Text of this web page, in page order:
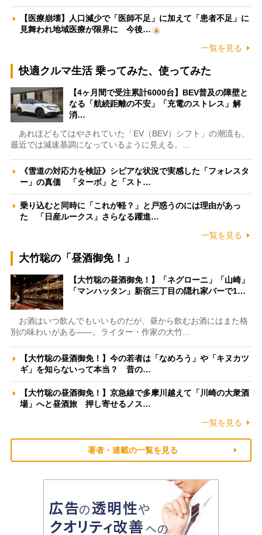
【医療崩壊】人口減少で「医師不足」に加えて「患者不足」に
見舞われ地域医療が限界に 今後…
一覧を見る
快適クルマ生活 乗ってみた、使ってみた
【4ヶ月間で受注累計6000台】BEV普及の障壁と
なる「航続距離の不安」「充電のストレス」解
消…
あれほどもてはやされていた「EV（BEV）シフト」の潮流も、
最近では減速基調になっているように見える。…
《雪道の対応力を検証》シビアな状況で実感した「フォレスタ
ー」の真価 「ターボ」と「スト…
乗り込むと同時に「これが軽？」と戸惑うのには理由があっ
た 「日産ルークス」さらなる躍進…
一覧を見る
大竹聡の「昼酒御免！」
【大竹聡の昼酒御免！】「ネグローニ」「山崎」
「マンハッタン」新宿三丁目の隠れ家バーで1…
お酒はいつ飲んでもいいものだが、昼から飲むお酒にはまた格
別の味わいがある――。ライター・作家の大竹…
【大竹聡の昼酒御免！】今の若者は「なめろう」や「キヌカツ
ギ」を知らないって本当？ 昔の…
【大竹聡の昼酒御免！】京急線で多摩川越えて「川崎の大衆酒
場」へと昼酒旅 押し寄せるノス…
一覧を見る
著者・連載の一覧を見る